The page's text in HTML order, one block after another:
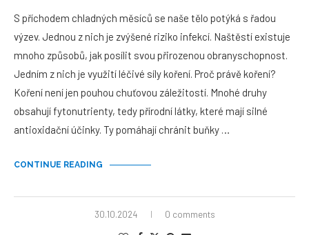
S příchodem chladných měsíců se naše tělo potýká s řadou
výzev. Jednou z nich je zvýšené riziko infekcí. Naštěstí existuje
mnoho způsobů, jak posílit svou přirozenou obranyschopnost.
Jedním z nich je využití léčivé síly koření. Proč právě koření?
Koření není jen pouhou chuťovou záležitostí. Mnohé druhy
obsahují fytonutrienty, tedy přírodní látky, které mají silné
antioxidační účinky. Ty pomáhají chránit buňky …
CONTINUE READING
30.10.2024 0 comments